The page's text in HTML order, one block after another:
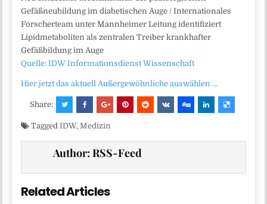
Gefäßneubildung im diabetischen Auge / Internationales
Forscherteam unter Mannheimer Leitung identifiziert
Lipidmetaboliten als zentralen Treiber krankhafter
Gefäßbildung im Auge
Quelle: IDW Informationsdienst Wissenschaft
Hier jetzt das aktuell Außergewöhnliche auswählen …
Share:
TaggedIDW,Medizin
Author:RSS-Feed
Related Articles